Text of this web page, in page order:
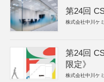
第24回
株式会社中川ケ
第24回
限定》
株式会社中川ケ